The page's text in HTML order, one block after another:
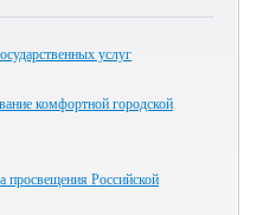
услуг
комфортной городской
просвещения Российской